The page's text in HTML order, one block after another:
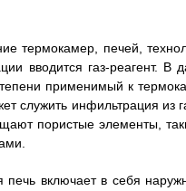
термокамер, печей,
вводится газ-
применимый к
служить инфильтрация из
пористые элементы,
печь включает в себя